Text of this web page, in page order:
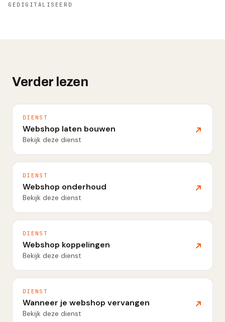
GEDIGITALISEERD
Verder lezen
DIENST
Webshop laten bouwen
Bekijk deze dienst
DIENST
Webshop onderhoud
Bekijk deze dienst
DIENST
Webshop koppelingen
Bekijk deze dienst
DIENST
Wanneer je webshop vervangen
Bekijk deze dienst